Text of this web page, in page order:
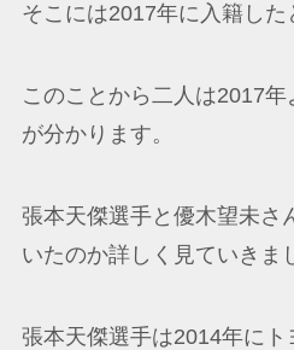
そこには2017年に入籍した
このことから二人は2017
が分かります。
張本天傑選手と優木望未さ
いたのか詳しく見ていきま
張本天傑選手は2014年にト